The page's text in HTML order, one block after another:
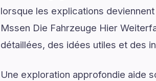
lorsque les explications
Mssen Die Fahrzeuge Hier
détaillées, des idées utiles et des
Une exploration approfondie aide